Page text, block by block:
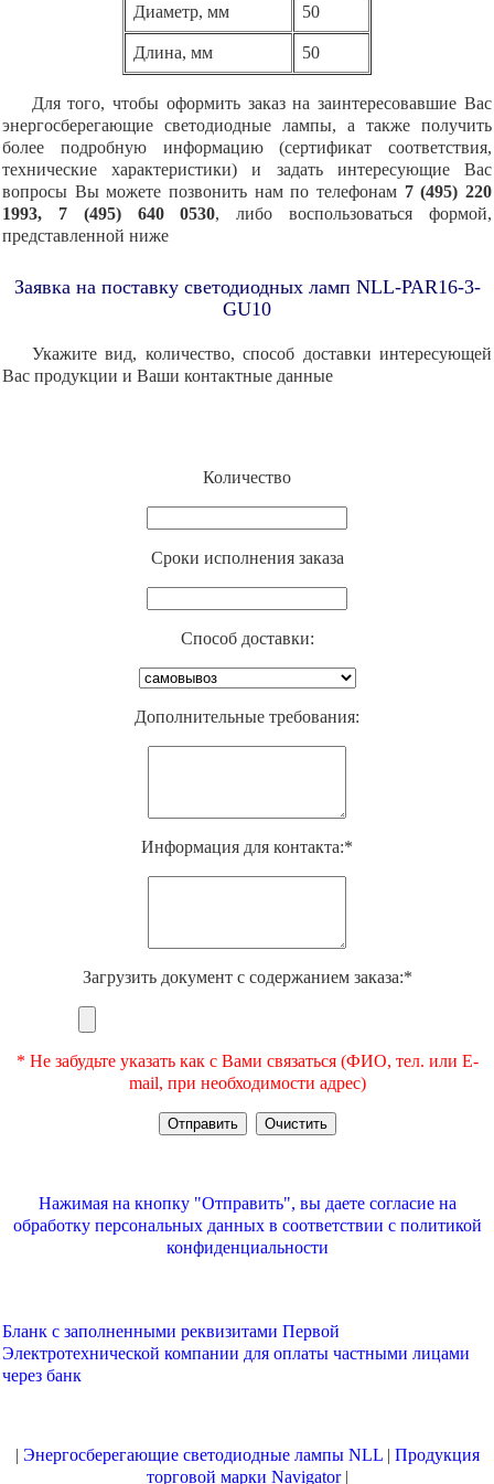
Диаметр, мм 50
Длина, мм 50
Для того, чтобы оформить заказ на заинтересовавшие Вас
энергосберегающие светодиодные лампы, а также получить
более подробную информацию (сертификат соответствия,
технические характеристики) и задать интересующие Вас
вопросы Вы можете позвонить нам по телефонам 7 (495) 220
1993, 7 (495) 640 0530, либо воспользоваться формой,
представленной ниже
Заявка на поставку светодиодных ламп NLL-PAR16-3-
GU10
Укажите вид, количество, способ доставки интересующей
Вас продукции и Ваши контактные данные
Количество
Cроки исполнения заказа
Способ доставки:
Дополнительные требования:
Информация для контакта:*
Загрузить документ с содержанием заказа:*
* Не забудьте указать как с Вами связаться (ФИО, тел. или E-
mail, при необходимости адрес)
Нажимая на кнопку "Отправить", вы даете согласие на
обработку персональных данных в соответствии с политикой
конфиденциальности
Бланк с заполненными реквизитами Первой
Электротехнической компании для оплаты частными лицами
через банк
| Энергосберегающие светодиодные лампы NLL| Продукция
торговой марки Navigator|